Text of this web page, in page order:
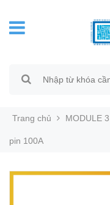
Trang chủ MODULE 3
pin 100A